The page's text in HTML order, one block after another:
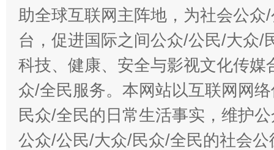
助全球互联网主阵地，为社会公
台，促进国际之间公众/公民/大众/
科技、健康、安全与影视文化传
众/全民服务。本网站以互联网网
民众/全民的日常生活事实，维护
公众/公民/大众/民众/全民的社会公